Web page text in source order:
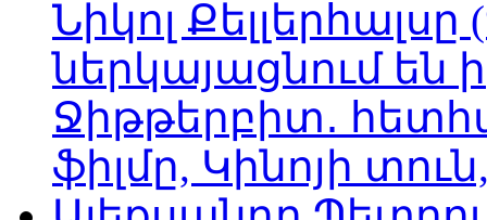
Նիկոլ
ներկայացնում են
Ջիթթերբիտ․
ֆիլմը, Կինոյի տուն,